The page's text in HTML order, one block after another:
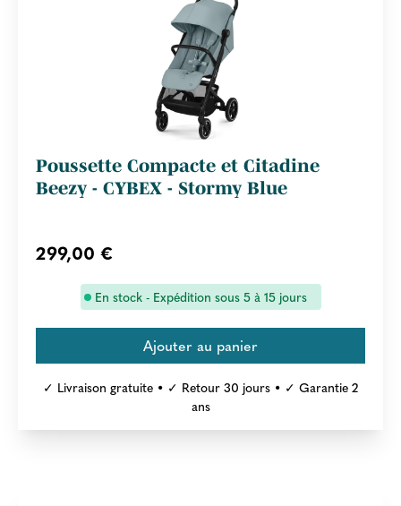
Poussette Compacte et Citadine
Beezy - CYBEX - Stormy Blue
299,00 €
En stock - Expédition sous 5 à 15 jours
✓ Livraison gratuite • ✓ Retour 30 jours • ✓ Garantie 2
ans